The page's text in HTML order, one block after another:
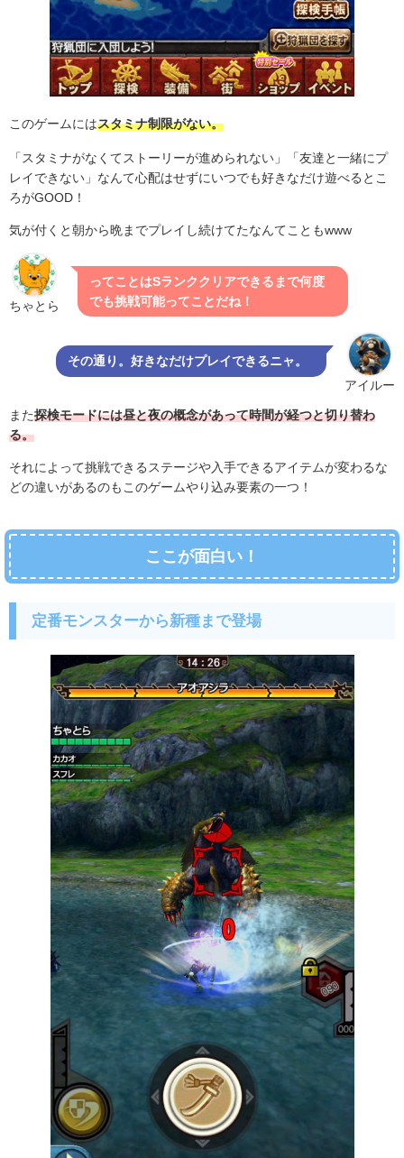
このゲームにはスタミナ制限がない。
「スタミナがなくてストーリーが進められない」「友達と一緒にプ
レイできない」なんて心配はせずにいつでも好きなだけ遊べるとこ
ろがGOOD！
気が付くと朝から晩までプレイし続けてたなんてこともwww
ちゃとら
ってことはSランククリアできるまで何度
でも挑戦可能ってことだね！
アイルー
その通り。好きなだけプレイできるニャ。
また探検モードには昼と夜の概念があって時間が経つと切り替わ
る。
それによって挑戦できるステージや入手できるアイテムが変わるな
どの違いがあるのもこのゲームやり込み要素の一つ！
ここが面白い！
定番モンスターから新種まで登場